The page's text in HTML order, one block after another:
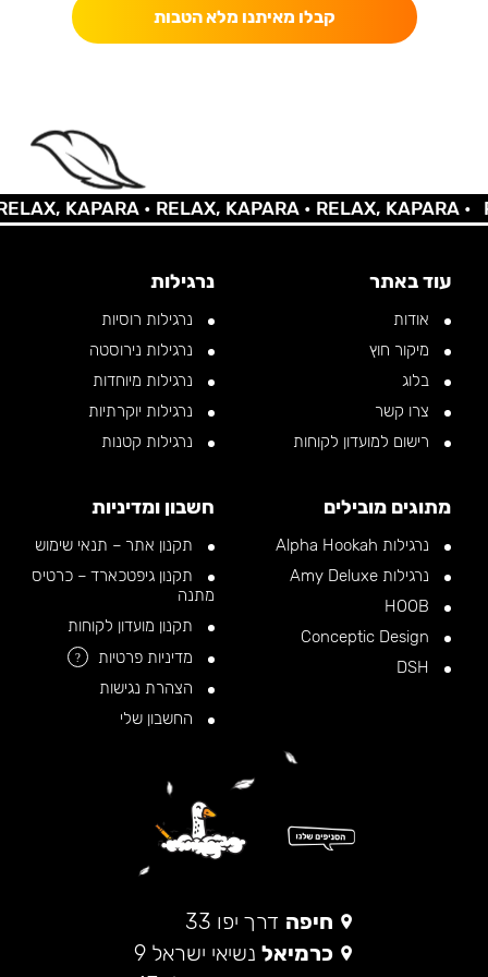
קבלו מאיתנו מלא הטבות
KAPARA •RELAX, KAPARA •RELAX, KAPARA •
עוד באתר
אודות
מיקור חוץ
בלוג
צרו קשר
רישום למועדון לקוחות
נרגילות
נרגילות רוסיות
נרגילות נירוסטה
נרגילות מיוחדות
נרגילות יוקרתיות
נרגילות קטנות
מתוגים מובילים
נרגילות Alpha Hookah
נרגילות Amy Deluxe
חשבון ומדיניות
תקנון אתר – תנאי שימוש
תקנון גיפטכארד – כרטיס
מתנה
תקנון מועדון לקוחות
מדיניות פרטיות
?
הצהרת נגישות
החשבון שלי
חיפה דרך יפו 33
כרמיאל נשיאי ישראל 9